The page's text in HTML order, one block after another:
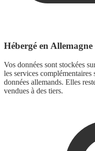
Hébergé en Allemagne
Vos données sont stockées
les services complémentaires
données allemands. Elles
vendues à des tiers.